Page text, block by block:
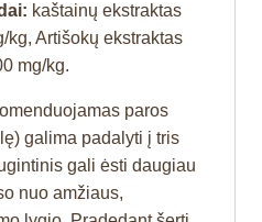
kaštainų ekstraktas
kg, Artišokų ekstraktas
mg/kg.
paros
galima padalyti į tris
gali ėsti daugiau
nuo amžiaus,